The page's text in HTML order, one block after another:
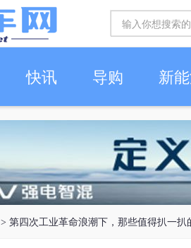
快讯 导购 新
> 第四次工业革命浪潮下，那些值得扒一扒